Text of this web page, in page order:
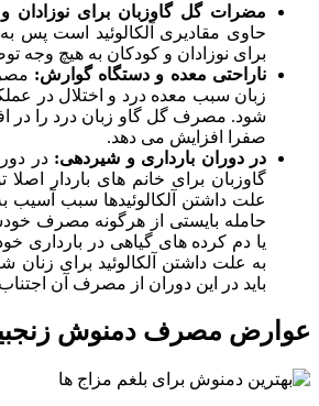
مضرات گل گاوزبان برای نوزادان
حاوی مقادیری آلکالوئید است پس
برای نوزادان و کودکان به هیچ وجه
ناراحتی معده و دستگاه گوارش:
زبان سبب معده درد و اختلال در
شود. مصرف گل گاو زبان درد را در
صفرا افزایش می دهد.
در دوران بارداری و شیردهی: در
گاوزبان برای خانم های باردار
علت داشتن آلکالوئیدها سبب آسیب
حامله بایستی از هرگونه مصرف
یا دم کرده های گیاهی در بارداری
به علت داشتن آلکالوئید برای
باید در این دوران از مصرف آن
عوارض مصرف دمنوش